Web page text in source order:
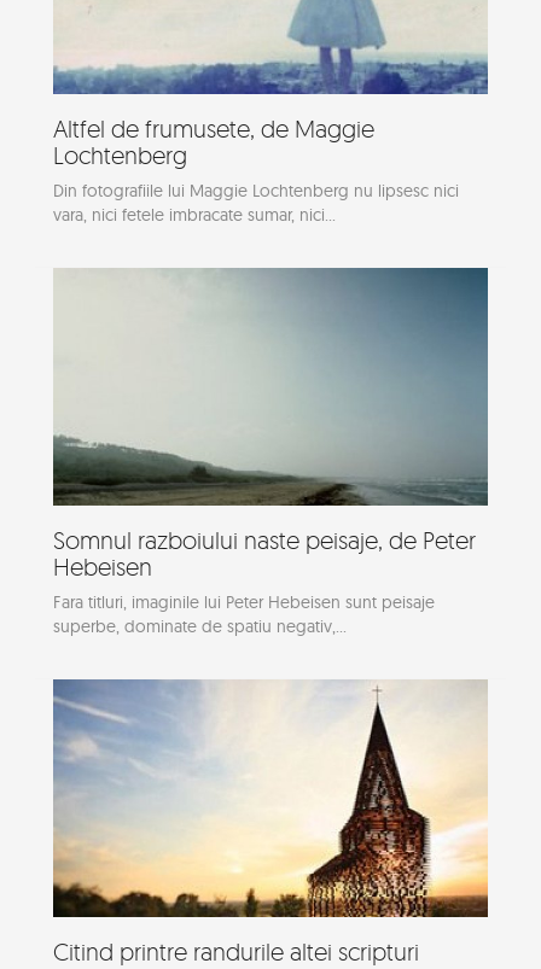
Altfel de frumusete, de Maggie
Lochtenberg
Din fotografiile lui Maggie Lochtenberg nu lipsesc nici
vara, nici fetele imbracate sumar, nici...
Somnul razboiului naste peisaje, de Peter
Hebeisen
Fara titluri, imaginile lui Peter Hebeisen sunt peisaje
superbe, dominate de spatiu negativ,...
Citind printre randurile altei scripturi